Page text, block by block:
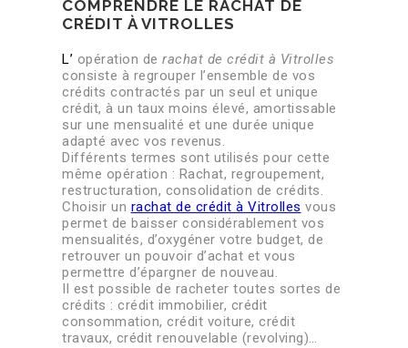
COMPRENDRE LE RACHAT DE
CRÉDIT À VITROLLES
L’ opération de rachat de crédit à Vitrolles
consiste à regrouper l’ensemble de vos
crédits contractés par un seul et unique
crédit, à un taux moins élevé, amortissable
sur une mensualité et une durée unique
adapté avec vos revenus.
Différents termes sont utilisés pour cette
même opération : Rachat, regroupement,
restructuration, consolidation de crédits.
Choisir un rachat de crédit à Vitrolles vous
permet de baisser considérablement vos
mensualités, d’oxygéner votre budget, de
retrouver un pouvoir d’achat et vous
permettre d’épargner de nouveau.
Il est possible de racheter toutes sortes de
crédits : crédit immobilier, crédit
consommation, crédit voiture, crédit
travaux, crédit renouvelable (revolving)…